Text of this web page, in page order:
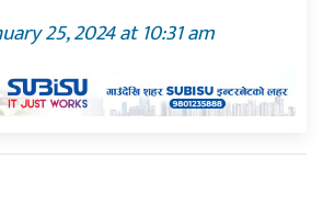
25, 2024 at 10:31 am